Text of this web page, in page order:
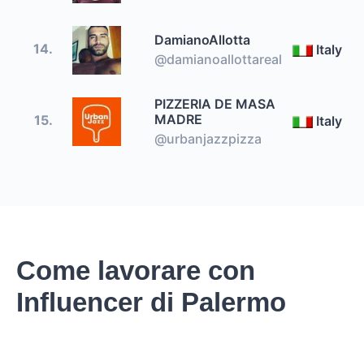
14.
DamianoAllotta
@damianoallottareal
Italy
15.
PIZZERIA DE MASA
MADRE
@urbanjazzpizza
Italy
Come lavorare con
Influencer di Palermo